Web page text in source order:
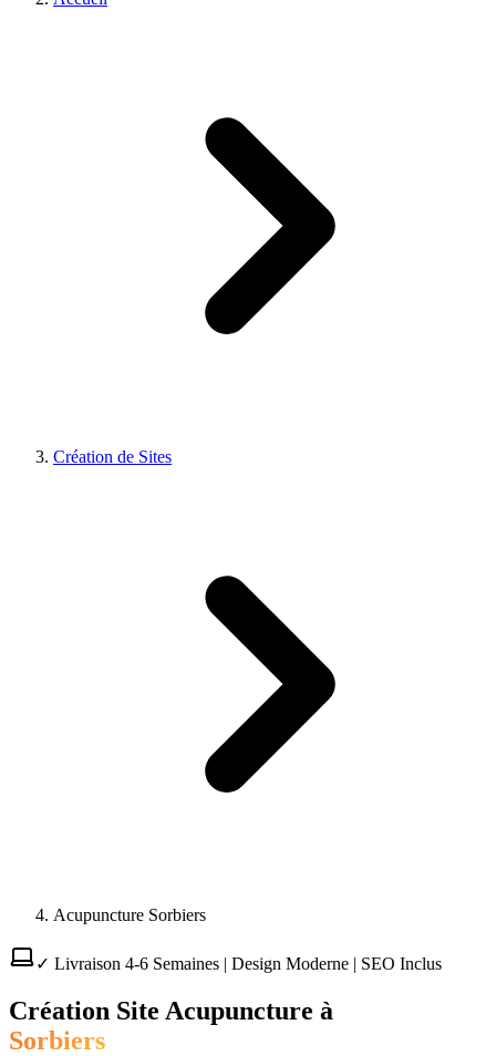
Création de Sites
Acupuncture Sorbiers
✓ Livraison 4-6 Semaines | Design Moderne | SEO Inclus
Création Site Acupuncture à
Sorbiers